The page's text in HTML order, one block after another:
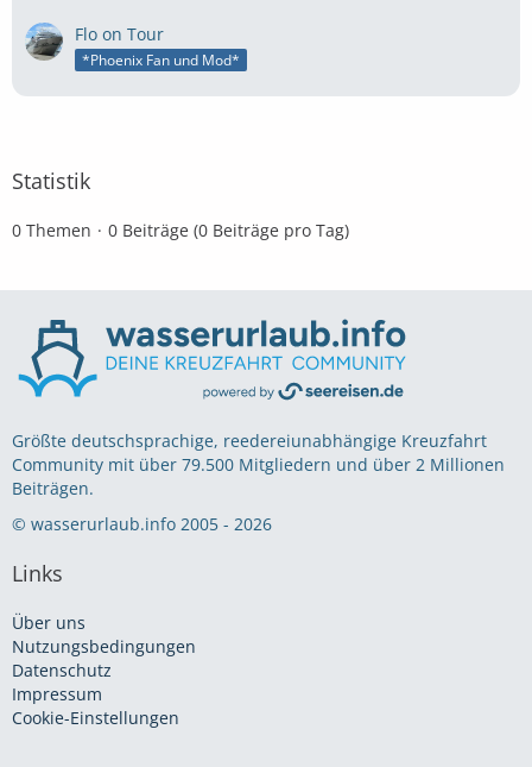
Flo on Tour
*Phoenix Fan und Mod*
Statistik
0 Themen 0 Beiträge (0 Beiträge pro Tag)
Größte deutschsprachige, reedereiunabhängige Kreuzfahrt
Community mit über 79.500 Mitgliedern und über 2 Millionen
Beiträgen.
© wasserurlaub.info 2005 - 2026
Links
Über uns
Nutzungsbedingungen
Datenschutz
Impressum
Cookie-Einstellungen